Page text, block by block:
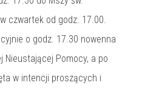
czwartek od godz. 17.00.
o godz. 17.30 nowenna
Nieustającej Pomocy, a po
w intencji proszących i